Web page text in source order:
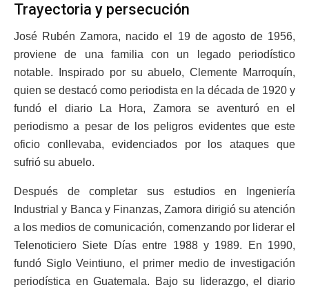
Trayectoria y persecución
José Rubén Zamora, nacido el 19 de agosto de 1956,
proviene de una familia con un legado periodístico
notable. Inspirado por su abuelo, Clemente Marroquín,
quien se destacó como periodista en la década de 1920 y
fundó el diario La Hora, Zamora se aventuró en el
periodismo a pesar de los peligros evidentes que este
oficio conllevaba, evidenciados por los ataques que
sufrió su abuelo.
Después de completar sus estudios en Ingeniería
Industrial y Banca y Finanzas, Zamora dirigió su atención
a los medios de comunicación, comenzando por liderar el
Telenoticiero Siete Días entre 1988 y 1989. En 1990,
fundó Siglo Veintiuno, el primer medio de investigación
periodística en Guatemala. Bajo su liderazgo, el diario